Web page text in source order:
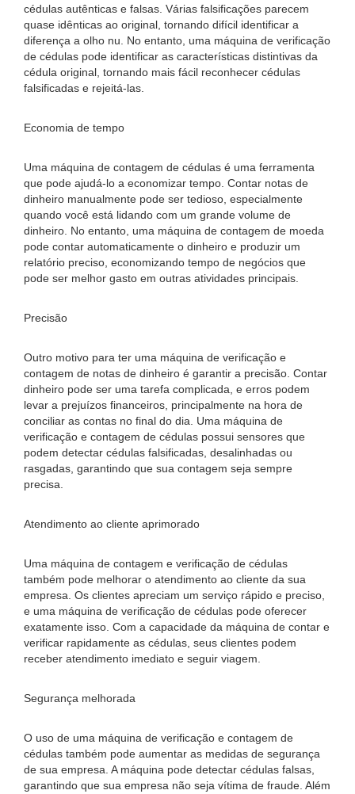
cédulas autênticas e falsas. Várias falsificações parecem
quase idênticas ao original, tornando difícil identificar a
diferença a olho nu. No entanto, uma máquina de verificação
de cédulas pode identificar as características distintivas da
cédula original, tornando mais fácil reconhecer cédulas
falsificadas e rejeitá-las.
Economia de tempo
Uma máquina de contagem de cédulas é uma ferramenta
que pode ajudá-lo a economizar tempo. Contar notas de
dinheiro manualmente pode ser tedioso, especialmente
quando você está lidando com um grande volume de
dinheiro. No entanto, uma máquina de contagem de moeda
pode contar automaticamente o dinheiro e produzir um
relatório preciso, economizando tempo de negócios que
pode ser melhor gasto em outras atividades principais.
Precisão
Outro motivo para ter uma máquina de verificação e
contagem de notas de dinheiro é garantir a precisão. Contar
dinheiro pode ser uma tarefa complicada, e erros podem
levar a prejuízos financeiros, principalmente na hora de
conciliar as contas no final do dia. Uma máquina de
verificação e contagem de cédulas possui sensores que
podem detectar cédulas falsificadas, desalinhadas ou
rasgadas, garantindo que sua contagem seja sempre
precisa.
Atendimento ao cliente aprimorado
Uma máquina de contagem e verificação de cédulas
também pode melhorar o atendimento ao cliente da sua
empresa. Os clientes apreciam um serviço rápido e preciso,
e uma máquina de verificação de cédulas pode oferecer
exatamente isso. Com a capacidade da máquina de contar e
verificar rapidamente as cédulas, seus clientes podem
receber atendimento imediato e seguir viagem.
Segurança melhorada
O uso de uma máquina de verificação e contagem de
cédulas também pode aumentar as medidas de segurança
de sua empresa. A máquina pode detectar cédulas falsas,
garantindo que sua empresa não seja vítima de fraude. Além